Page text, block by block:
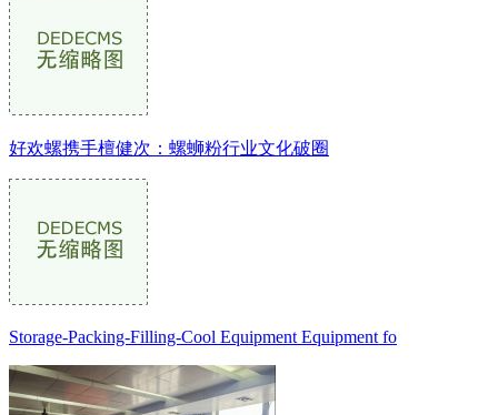
好欢螺携手檀健次：螺蛳粉行业文化破圈
Storage-Packing-Filling-Cool Equipment Equipment fo